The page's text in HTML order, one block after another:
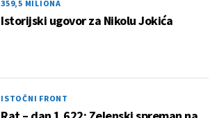
359,5 MILIONA
Istorijski ugovor za Nikolu Jokića
ISTOČNI FRONT